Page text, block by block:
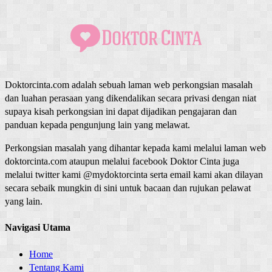
Doktorcinta.com adalah sebuah laman web perkongsian masalah
dan luahan perasaan yang dikendalikan secara privasi dengan niat
supaya kisah perkongsian ini dapat dijadikan pengajaran dan
panduan kepada pengunjung lain yang melawat.
Perkongsian masalah yang dihantar kepada kami melalui laman web
doktorcinta.com ataupun melalui facebook Doktor Cinta juga
melalui twitter kami @mydoktorcinta serta email kami akan dilayan
secara sebaik mungkin di sini untuk bacaan dan rujukan pelawat
yang lain.
Navigasi Utama
Home
Tentang Kami